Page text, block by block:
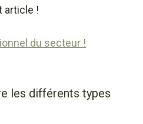
article !
du secteur !
les différents types